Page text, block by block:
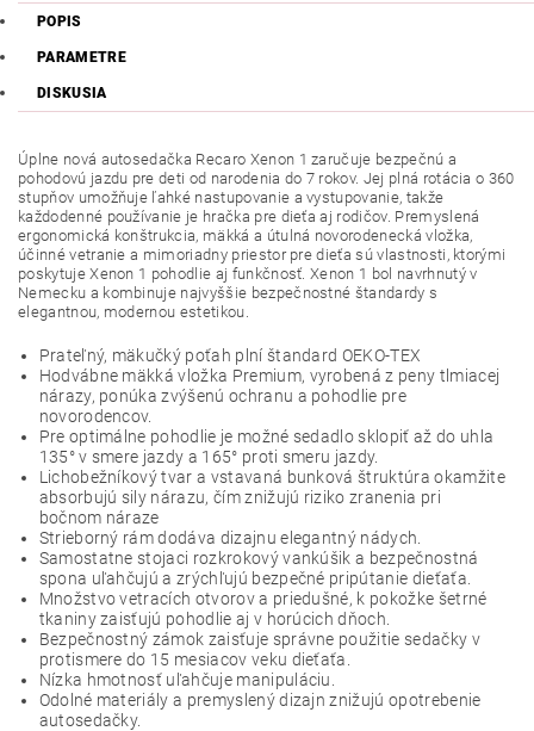
POPIS
PARAMETRE
DISKUSIA
Úplne nová autosedačka Recaro Xenon 1 zaručuje bezpečnú a
pohodovú jazdu pre deti od narodenia do 7 rokov. Jej plná rotácia o 360
stupňov umožňuje ľahké nastupovanie a vystupovanie, takže
každodenné používanie je hračka pre dieťa aj rodičov. Premyslená
ergonomická konštrukcia, mäkká a útulná novorodenecká vložka,
účinné vetranie a mimoriadny priestor pre dieťa sú vlastnosti, ktorými
poskytuje Xenon 1 pohodlie aj funkčnosť. Xenon 1 bol navrhnutý v
Nemecku a kombinuje najvyššie bezpečnostné štandardy s
elegantnou, modernou estetikou.
Prateľný, mäkučký poťah plní štandard OEKO-TEX
Hodvábne mäkká vložka Premium, vyrobená z peny tlmiacej
nárazy, ponúka zvýšenú ochranu a pohodlie pre
novorodencov.
Pre optimálne pohodlie je možné sedadlo sklopiť až do uhla
135° v smere jazdy a 165° proti smeru jazdy.
Lichobežníkový tvar a vstavaná bunková štruktúra okamžite
absorbujú sily nárazu, čím znižujú riziko zranenia pri
bočnom náraze
Strieborný rám dodáva dizajnu elegantný nádych.
Samostatne stojaci rozkrokový vankúšik a bezpečnostná
spona uľahčujú a zrýchľujú bezpečné pripútanie dieťaťa.
Množstvo vetracích otvorov a priedušné, k pokožke šetrné
tkaniny zaisťujú pohodlie aj v horúcich dňoch.
Bezpečnostný zámok zaisťuje správne použitie sedačky v
protismere do 15 mesiacov veku dieťaťa.
Nízka hmotnosť uľahčuje manipuláciu.
Odolné materiály a premyslený dizajn znižujú opotrebenie
autosedačky.